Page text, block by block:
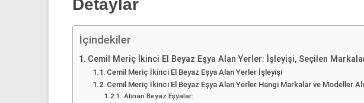
dondurucu,
klima
ve
kombi
Detaylar
İçindekiler
Cemil Meriç İkinci El Beyaz Eşya Alan Yerler: İşleyişi, Seçilen
Cemil Meriç İkinci El Beyaz Eşya Alan Yerler İşleyişi
Cemil Meriç İkinci El Beyaz Eşya Alan Yerler Hangi Markalar ve Modeller
Alınan Beyaz Eşyalar: